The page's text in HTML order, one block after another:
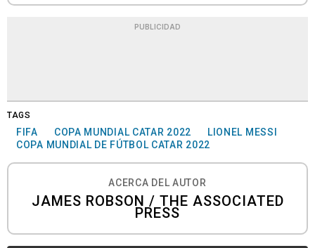
PUBLICIDAD
TAGS
FIFA COPA MUNDIAL CATAR 2022
LIONEL MESSI
COPA MUNDIAL DE FÚTBOL CATAR 2022
ACERCA DEL AUTOR
JAMES ROBSON / THE ASSOCIATED
PRESS